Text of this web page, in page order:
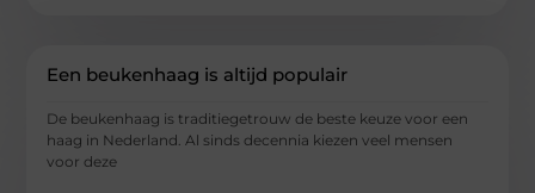
Een beukenhaag is altijd populair
De beukenhaag is traditiegetrouw de beste keuze voor een
haag in Nederland. Al sinds decennia kiezen veel mensen
voor deze